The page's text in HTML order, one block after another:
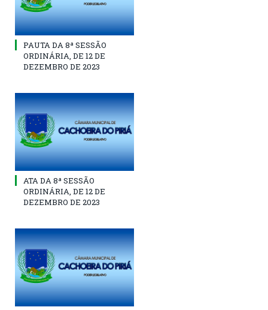
PAUTA DA 8ª SESSÃO
ORDINÁRIA, DE 12 DE
DEZEMBRO DE 2023
ATA DA 8ª SESSÃO
ORDINÁRIA, DE 12 DE
DEZEMBRO DE 2023